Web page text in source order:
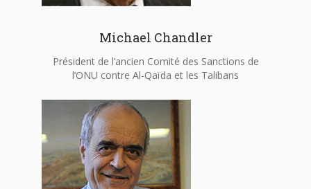
Michael Chandler
Président de l’ancien Comité des Sanctions de
l’ONU contre Al-Qaïda et les Talibans